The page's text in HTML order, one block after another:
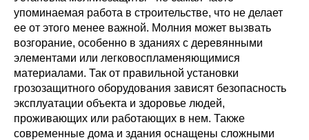
упоминаемая работа в строительстве, что не делает
ее от этого менее важной. Молния может вызвать
возгорание, особенно в зданиях с деревянными
элементами или легковоспламеняющимися
материалами. Так от правильной установки
грозозащитного оборудования зависят безопасность
эксплуатации объекта и здоровье людей,
проживающих или работающих в нем. Также
современные дома и здания оснащены сложными